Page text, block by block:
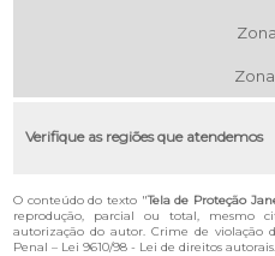
Verifique as regiões que atendemos
O conteúdo do texto "Tela de Proteção
reprodução, parcial ou total, mesmo
autorização do autor. Crime de violação
Penal – Lei 9610/98 - Lei de direitos autorais.